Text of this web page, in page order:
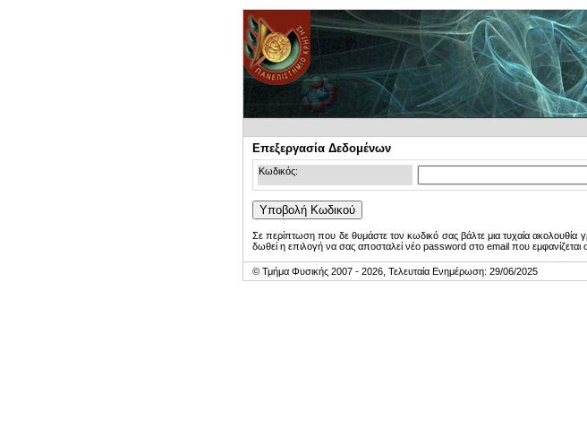
Επεξεργασία Δεδομένων
Κωδικός:
Σε περίπτωση που δε θυμάστε τον κωδικό σας βάλτε μια τυχαία
δωθεί η επιλογή να σας αποσταλεί νέο password στο email που εμφανίζεται
© Τμήμα Φυσικής 2007 - 2026, Τελευταία Ενημέρωση: 29/06/2025